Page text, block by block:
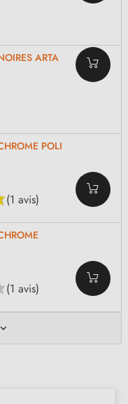
ARTA
POLI
(1 avis)
(1 avis)